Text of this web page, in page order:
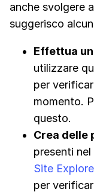
anche svolgere
suggerisco
Effettua
utilizzare
per
momento.
questo.
Crea delle
presenti
Site
per